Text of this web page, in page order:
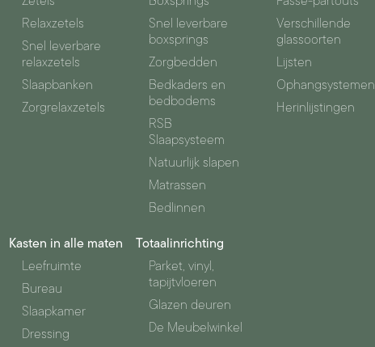
Relaxzetels
Snel leverbare
relaxzetels
Slaapbanken
Zorgrelaxzetels
Snel leverbare
boxsprings
Zorgbedden
Bedkaders en
bedbodems
RSB
Slaapsysteem
Natuurlijk slapen
Matrassen
Bedlinnen
Verschillende
glassoorten
Lijsten
Ophangsystemen
Herinlijstingen
Kasten in alle maten
Leefruimte
Bureau
Slaapkamer
Dressing
Totaalinrichting
Parket, vinyl,
tapijtvloeren
Glazen deuren
De Meubelwinkel